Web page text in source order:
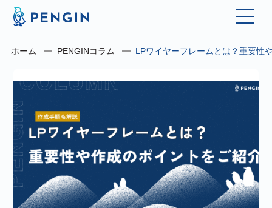
ホーム PENGINコラム LPワイヤーフレームとは？重要性